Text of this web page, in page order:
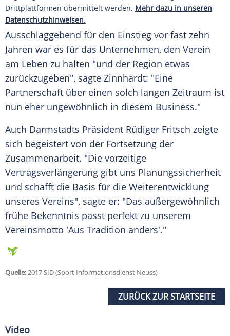
Drittplattformen übermittelt werden. Mehr dazu in unseren
Datenschutzhinweisen.
Ausschlaggebend für den Einstieg vor fast zehn
Jahren war es für das Unternehmen, den Verein
am Leben zu halten "und der Region etwas
zurückzugeben", sagte Zinnhardt: "Eine
Partnerschaft über einen solch langen Zeitraum ist
nun eher ungewöhnlich in diesem Business."
Auch Darmstadts Präsident Rüdiger Fritsch zeigte
sich begeistert von der Fortsetzung der
Zusammenarbeit. "Die vorzeitige
Vertragsverlängerung gibt uns Planungssicherheit
und schafft die Basis für die Weiterentwicklung
unseres Vereins", sagte er: "Das außergewöhnlich
frühe Bekenntnis passt perfekt zu unserem
Vereinsmotto 'Aus Tradition anders'."
Quelle:2017 SID (Sport Informationsdienst Neuss)
ZURÜCK ZUR STARTSEITE
Video